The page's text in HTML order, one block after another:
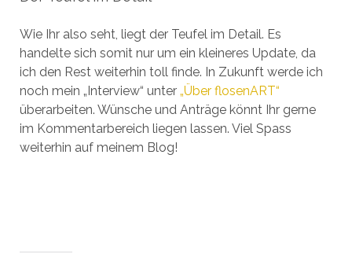
Wie Ihr also seht, liegt der Teufel im Detail. Es
handelte sich somit nur um ein kleineres Update, da
ich den Rest weiterhin toll finde. In Zukunft werde ich
noch mein „Interview“ unter „Über flosenART“
überarbeiten. Wünsche und Anträge könnt Ihr gerne
im Kommentarbereich liegen lassen. Viel Spass
weiterhin auf meinem Blog!